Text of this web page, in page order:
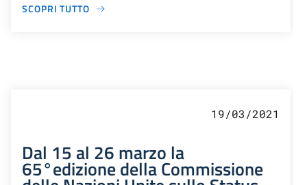
SCOPRI TUTTO
19/03/2021
Dal 15 al 26 marzo la
65°edizione della Commissione